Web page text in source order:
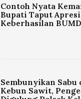
Contoh Nyata
Bupati Taput
Keberhasilan
Sembunyikan Sabu
Kebun Sawit,